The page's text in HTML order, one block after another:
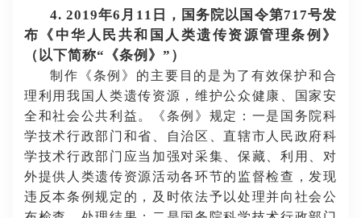
4. 2019年6月11日，国务院以国令第717号发
布《中华人民共和国人类遗传资源管理条例》
（以下简称“《条例》”）
制作《条例》的主要目的是为了有效保护和合
理利用我国人类遗传资源，维护公众健康、国家安
全和社会公共利益。《条例》规定：一是国务院科
学技术行政部门和省、自治区、直辖市人民政府科
学技术行政部门应当加强对采集、保藏、利用、对
外提供人类遗传资源活动各环节的监督检查，发现
违反本条例规定的，及时依法予以处理并向社会公